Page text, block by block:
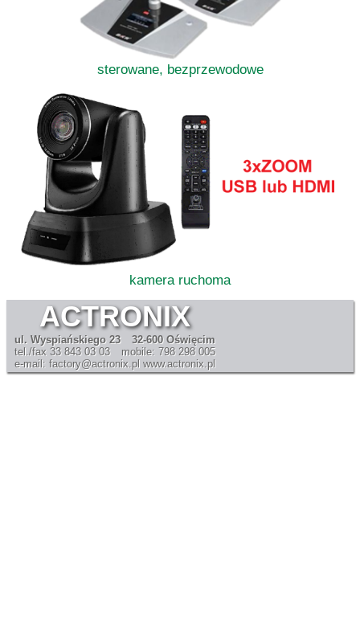
sterowane, bezprzewodowe
kamera ruchoma
ACTRONIX
ul. Wyspiańskiego 23
tel./fax 33 843 03 03
e-mail: factory@actronix.pl
32-600 Oświęcim
mobile: 798 298 005
www.actronix.pl